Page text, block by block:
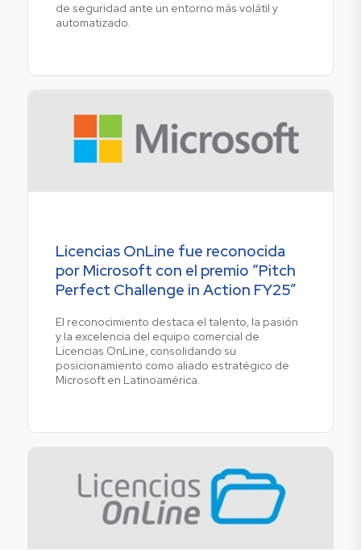
de seguridad ante un entorno más volátil y
automatizado.
Licencias OnLine fue reconocida
por Microsoft con el premio “Pitch
Perfect Challenge in Action FY25”
El reconocimiento destaca el talento, la pasión
y la excelencia del equipo comercial de
Licencias OnLine, consolidando su
posicionamiento como aliado estratégico de
Microsoft en Latinoamérica.